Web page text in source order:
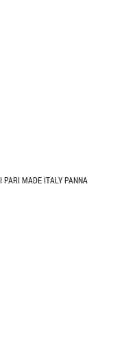
PARI MADE ITALY PANNA